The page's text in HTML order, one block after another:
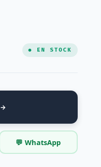
● EN STOCK
→
💬 WhatsApp